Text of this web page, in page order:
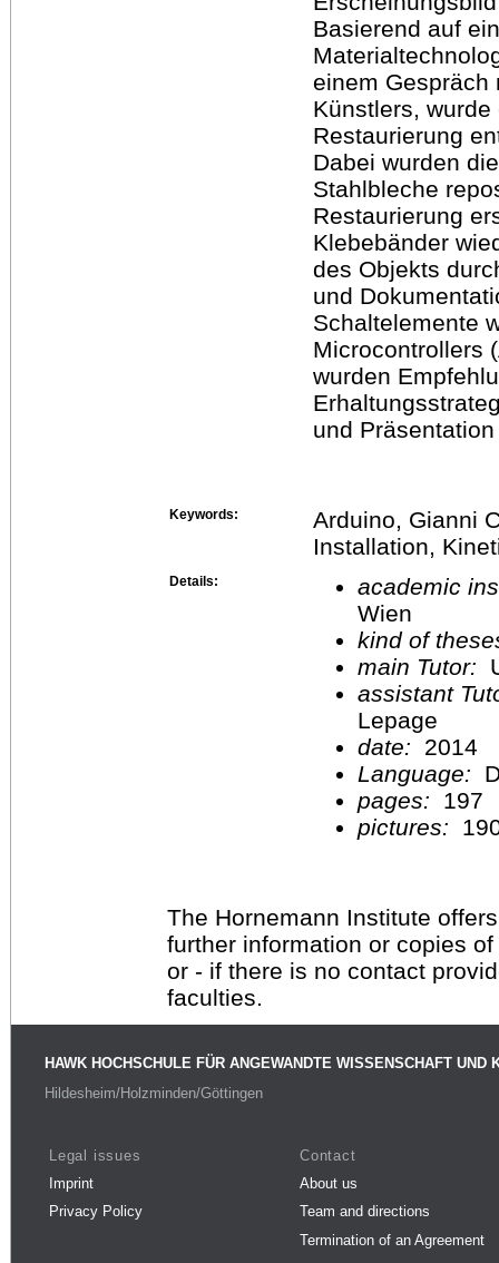
Basierend auf
einem Gespräch
Künstlers,
Restaurierung
Dabei wurden
Stahlbleche
Restaurierung
Klebebänder
des Objekts
und
Schaltelemente
Microcontrollers
wurden
und
Keywords:
Arduino, Gianni
Installation,
Details:
academic
Wien
kind of
main Tutor:
assistant
Lepage
date:
2014
Language:
pages:
197
pictures:
The Hornemann Institute
further information or copies
or - if there is no contact
faculties.
HAWK HOCHSCHULE FÜR ANGEWANDTE WISSENSCHAFT UND
Hildesheim/Holzminden/Göttingen
Legal issues
Imprint
Privacy Policy
Contact
About us
Team and directions
Termination of an Agreement